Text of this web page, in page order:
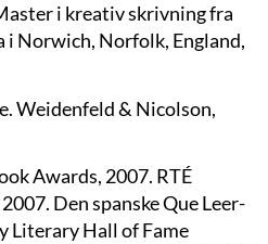
i kreativ skrivning fra
i Norwich, Norfolk, England,
Weidenfeld & Nicolson,
Awards, 2007. RTÉ
Den spanske Que Leer-
Literary Hall of Fame